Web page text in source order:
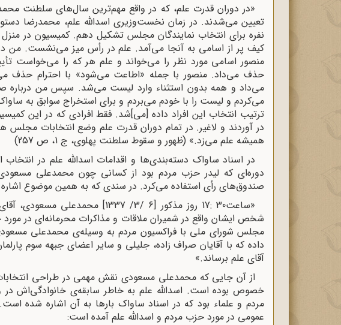
«در دوران قدرت علم، که در واقع مهم‌ترین سال‌های سلطنت
نفره برای انتخاب نمایندگان مجلس تشکیل دهم. کمیسیون در
کیف پر از اسامی به آنجا می‌آمد. علم در رأس میز می‌نشست.
منصور اسامی مورد نظر را می‌خواند و علم هر که را می‌‌خواست
حذف می‌داد. منصور با جمله «اطاعت می‌شود» با احترام حذف
می‌داد و همه بدون استثناء وارد لیست می‌شد. سپس من درباره
می‌کردم و لیست را با خودم می‌بردم و برای استخراج سوابق به
ترتیب انتخاب این افراد داده [می‌]شد. فقط افرادی که در این
در آوردند و لاغیر. در تمام دوران قدرت علم وضع انتخابات مجلس
همیشه علم می‌زد.» (ظهور و سقوط سلطنت پهلوی، ج 1، ص 257)
در اسناد ساواک دسته‌بندی‌ها و اقدامات اسدالله علم در
دوره‌ا‌ی که لیدر حزب مردم بود از کسانی چون محمدعلی مسعودی
صندوق‌های رأی استفاده می‌کرد. در سندی که به همین موضوع
«ساعت30 :17 روز مذکور [6 /3/ 1337]
شخص ایشان واقع در شمیران ملاقات و مذاکرات محرمانه‌ای در
مجلس شورای ملی با فراکسیون مردم به وسیله‌ی محمدعلی
داده که با آقایان صراف زاده، جلیلی و سایر اعضای جبهه سوم
آقای علم برساند.»
از آن جایی که محمدعلی مسعودی نقش مهمی در طراحی
خصوص بوده است. اسدالله علم به خاطر سابقه‌ی خانوادگی‌اش در
مردم و علماء بود که در اسناد ساواک بارها به آن اشاره شده
عمومی در مورد حزب مردم و اسدالله علم آمده است: